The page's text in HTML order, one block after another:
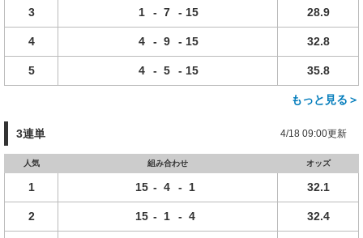
3 1 - 7 - 15 28.9
4 4 - 9 - 15 32.8
5 4 - 5 - 15 35.8
もっと見る＞
3連単 4/18 09:00更新
人気 組み合わせ オッズ
1 15 - 4 - 1 32.1
2 15 - 1 - 4 32.4